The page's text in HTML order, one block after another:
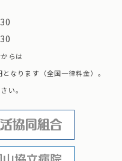
らは
なります（全国一律料金）。
い。